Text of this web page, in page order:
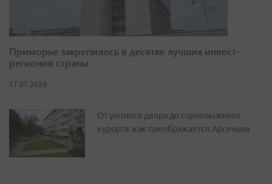
Приморье закрепилось в десятке лучших инвест-
регионов страны
17.07.2026
От уютного двора до горнолыжного
курорта: как преображается Арсеньев